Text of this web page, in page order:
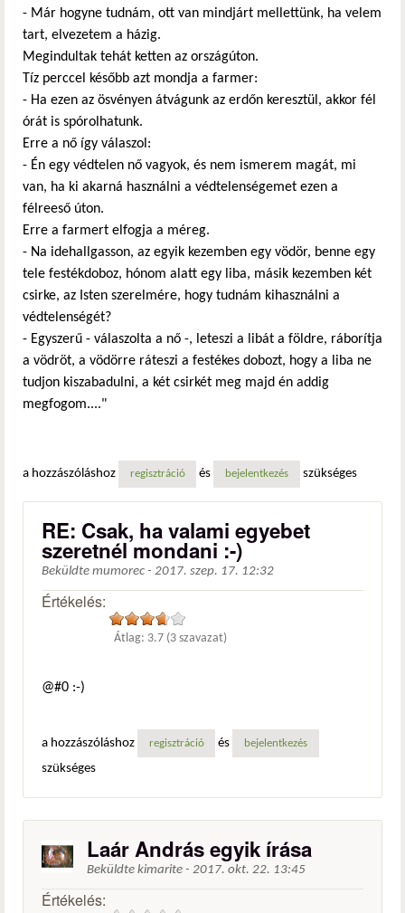
- Már hogyne tudnám, ott van mindjárt mellettünk, ha velem
tart, elvezetem a házig.
Megindultak tehát ketten az országúton.
Tíz perccel később azt mondja a farmer:
- Ha ezen az ösvényen átvágunk az erdőn keresztül, akkor fél
órát is spórolhatunk.
Erre a nő így válaszol:
- Én egy védtelen nő vagyok, és nem ismerem magát, mi
van, ha ki akarná használni a védtelenségemet ezen a
félreeső úton.
Erre a farmert elfogja a méreg.
- Na idehallgasson, az egyik kezemben egy vödör, benne egy
tele festékdoboz, hónom alatt egy liba, másik kezemben két
csirke, az Isten szerelmére, hogy tudnám kihasználni a
védtelenségét?
- Egyszerű - válaszolta a nő -, leteszi a libát a földre, ráborítja
a vödröt, a vödörre ráteszi a festékes dobozt, hogy a liba ne
tudjon kiszabadulni, a két csirkét meg majd én addig
megfogom...."
a hozzászóláshoz regisztráció és bejelentkezés szükséges
RE: Csak, ha valami egyebet
szeretnél mondani :-)
Beküldte mumorec - 2017. szep. 17. 12:32
Értékelés:
Átlag: 3.7 (3 szavazat)
@#0 :-)
a hozzászóláshoz regisztráció és bejelentkezés
szükséges
Laár András egyik írása
Beküldte kimarite - 2017. okt. 22. 13:45
Értékelés: